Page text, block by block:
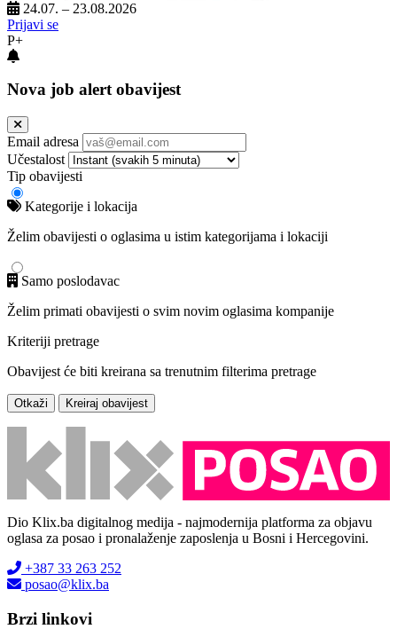
24.07. – 23.08.2026
Prijavi se
P+
Nova job alert obavijest
Email adresa
Učestalost
Tip obavijesti
Kategorije i lokacija
Želim obavijesti o oglasima u istim kategorijama i lokaciji
Samo poslodavac
Želim primati obavijesti o svim novim oglasima kompanije
Kriteriji pretrage
Obavijest će biti kreirana sa trenutnim filterima pretrage
Otkaži Kreiraj obavijest
Dio Klix.ba digitalnog medija - najmodernija platforma za objavu
oglasa za posao i pronalaženje zaposlenja u Bosni i Hercegovini.
+387 33 263 252
posao@klix.ba
Brzi linkovi